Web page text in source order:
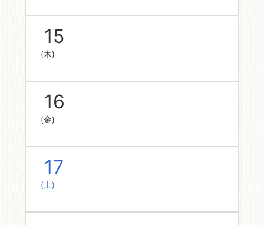
15
(木)
16
(金)
17
(土)